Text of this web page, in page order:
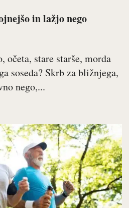
in lažjo nego
očeta, stare starše, morda
soseda? Skrb za bližnjega,
nego,...